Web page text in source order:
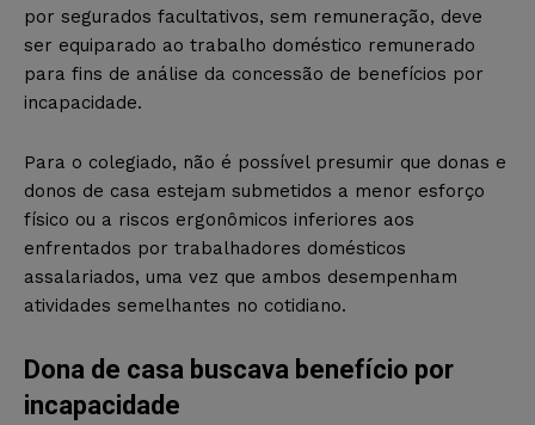
por segurados facultativos, sem remuneração, deve
ser equiparado ao trabalho doméstico remunerado
para fins de análise da concessão de benefícios por
incapacidade.
Para o colegiado, não é possível presumir que donas e
donos de casa estejam submetidos a menor esforço
físico ou a riscos ergonômicos inferiores aos
enfrentados por trabalhadores domésticos
assalariados, uma vez que ambos desempenham
atividades semelhantes no cotidiano.
Dona de casa buscava benefício por
incapacidade